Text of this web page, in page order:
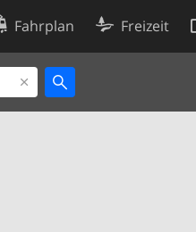
Fahrplan Freizeit
Cookie-Richtlinie
Cookie-Einstellungen